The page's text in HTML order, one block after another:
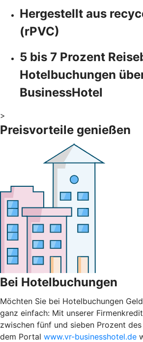
Hergestellt aus
(rPVC)
5 bis 7 Prozent
Hotelbuchungen
BusinessHotel
>
Preisvorteile genießen
Bei Hotelbuchungen
Möchten Sie bei Hotelbuchungen
ganz einfach: Mit unserer
zwischen fünf und sieben Prozent des
dem Portal www.vr-businesshotel.de